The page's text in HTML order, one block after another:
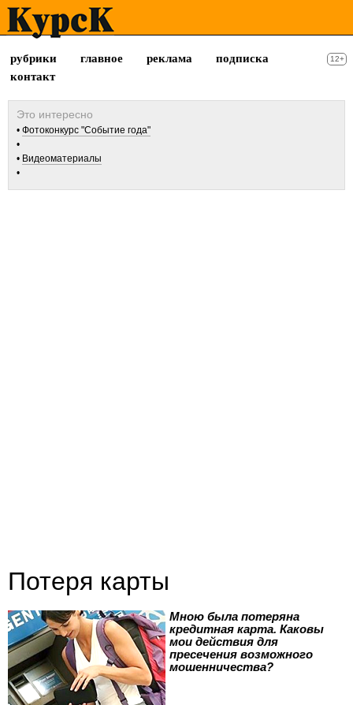
рубрики главное реклама
подписка
контакт
12+
Фотоконкурс "Событие года"
Видеоматериалы
Потеря карты
Мною была потеряна
кредитная карта. Каковы
мои действия для
пресечения возможного
мошенничества?